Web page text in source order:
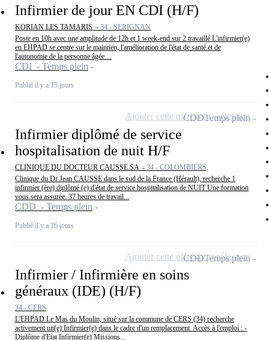
Infirmier de jour EN CDI (H/F)
KORIAN LES TAMARIS - 34 - SERIGNAN
Poste en 10h avec une amplitude de 12h et 1 week-end sur 2 travaillé L'infirmier(e)
en EHPAD se centre sur le maintien, l'amélioration de l'état de santé et de
l'autonomie de la personne âgée....
CDI - Temps plein
Publié il y a 15 jours
Infirmier diplômé de service
hospitalisation de nuit H/F
CLINIQUE DU DOCTEUR CAUSSE SA - 34 - COLOMBIERS
Clinique du Dr Jean CAUSSE dans le sud de la France (Hérault), recherche 1
infirmier (ère) diplômé (e) d'état de service hospitalisation de NUIT Une formation
vous sera assurée. 37 heures de travail...
CDD - Temps plein
Publié il y a 16 jours
CDDTemps plein
Ajouter cette offre à ma sélection
Infirmier / Infirmière en soins
généraux (IDE) (H/F)
34 - CERS
L'EHPAD Le Mas du Moulin, situé sur la commune de CERS (34) recherche
activement un(e) Infirmier(e) dans le cadre d'un remplacement. Accès à l'emploi : -
Diplôme d'Etat Infirmier(e) Missions...
CDDTemps plein
Ajouter cette offre à ma sélection